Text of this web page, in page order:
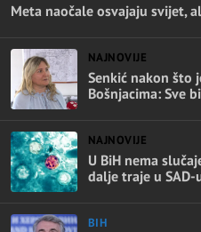
Meta naočale osvajaju svijet,
NAJNOVIJE
Senkić nakon što
Bošnjacima: Sve
NAJNOVIJE
U BiH nema
dalje traje u SAD-
BIH